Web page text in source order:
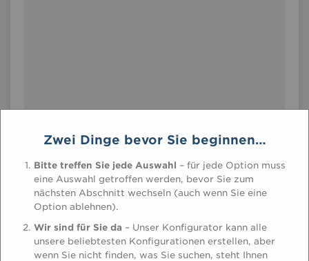
Zwei Dinge bevor Sie beginnen…
Bitte treffen Sie jede Auswahl
– für jede Option muss
eine Auswahl getroffen werden, bevor Sie zum
nächsten Abschnitt wechseln (auch wenn Sie eine
Option ablehnen).
Wir sind für Sie da – Unser Konfigurator kann alle
unsere beliebtesten Konfigurationen erstellen, aber
wenn Sie nicht finden, was Sie suchen, steht Ihnen